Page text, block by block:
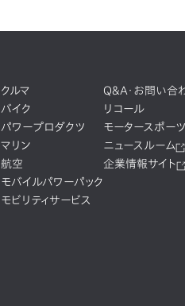
クルマ
バイク
パワープロダクツ
マリン
航空
モバイルパワーパック
モビリティサービス
Q&A・お問い合
リコール
モータースポーツ
ニュースルーム
企業情報サイト